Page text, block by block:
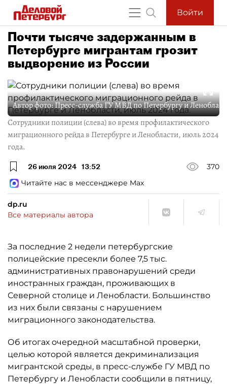
Войти
Почти тысяче задержанным в
Петербурге мигрантам грозит
выдворение из России
Автор фото:Пресс-служба ГУ МВД по Петербургу и
Сотрудники полиции (слева) во время профилактического
миграционного рейда в Петербурге и Ленобласти, июль 2024
года.
26 июля 2024 13:52
370
Читайте нас в мессенджере Max
dp.ru
Все материалы автора
За последние 2 недели петербургские
полицейские пресекли более 7,5 тыс.
административных правонарушений среди
иностранных граждан, проживающих в
Северной столице и Ленобласти. Большинство
из них были связаны с нарушением
миграционного законодательства.
Об итогах очередной масштабной проверки,
целью которой является декриминализация
мигрантской среды, в пресс-службе ГУ МВД по
Петербургу и Ленобласти сообщили в пятницу,